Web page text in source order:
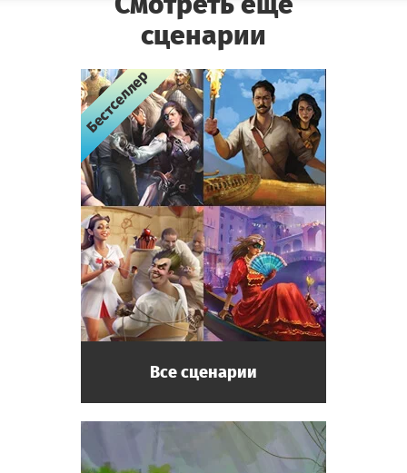
Сотрудник музея. По ночам следит за
зелёный чай пополам с валерьянкой.
Помощник смотрителя
Сотрудник музея. Новичок, поступил на
работу неделю назад. Смышлёный и
энергичный.
Профессор
Сотрудник музея. Дотошный, любит свою
работу. Может провести экспертизу
предмета старины.
Реставратор-эксперт
Сотрудник музея. Может не только
провести экспертизу предмета старины, но
и отреставрировать его!
сценарии
Все сценарии
Бестселлер
Бестселлер
Бестселлер